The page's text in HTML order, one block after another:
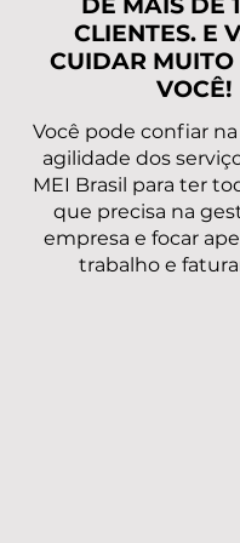
DE MAIS DE
CLIENTES. E
CUIDAR MUITO
VOCÊ!
Você pode confiar
agilidade dos
MEI Brasil para ter
que precisa na
empresa e focar
trabalho e